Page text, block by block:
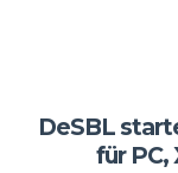
DeSBL
für PC,